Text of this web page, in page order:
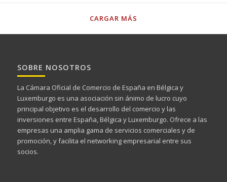
CARGAR MÁS
SOBRE NOSOTROS
La Cámara Oficial de Comercio de España en Bélgica y
Luxemburgo es una asociación sin ánimo de lucro cuyo
principal objetivo es el desarrollo del comercio y las
inversiones entre España, Bélgica y Luxemburgo. Ofrece a las
empresas una amplia gama de servicios comerciales y de
promoción, y facilita el networking empresarial entre sus
socios.